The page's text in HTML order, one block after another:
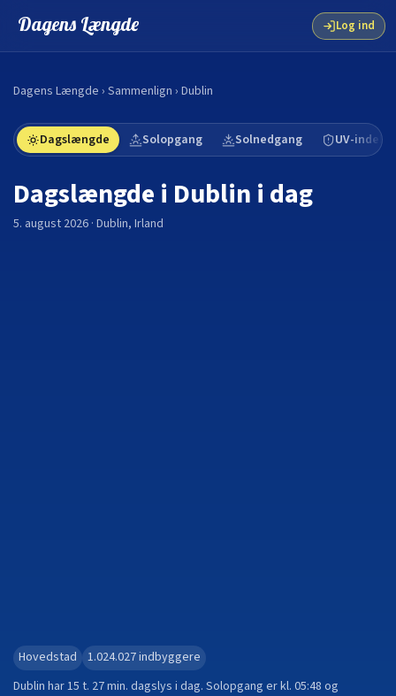
Dagens Længde Log ind
Dagens Længde › Sammenlign › Dublin
Dagslængde Solopgang Solnedgang UV-indeks
Dagslængde i Dublin i dag
5. august 2026 · Dublin, Irland
Hovedstad 1.024.027indbyggere
Dublin har15 t. 27 min. dagslys i dag. Solopgang er kl. 05:48 og